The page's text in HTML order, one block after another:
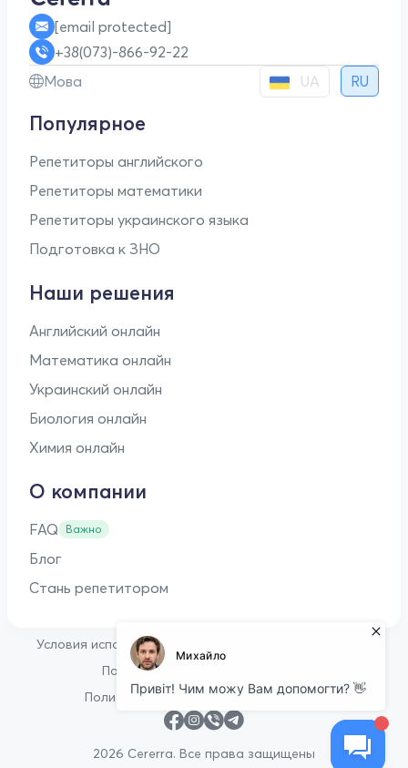
[email protected]
+38(073)-866-92-22
Мова
UA RU
Популярное
Репетиторы английского
Репетиторы математики
Репетиторы украинского языка
Подготовка к ЗНО
Наши решения
Английский онлайн
Математика онлайн
Украинский онлайн
Биология онлайн
Химия онлайн
О компании
FAQ Важно
Блог
Стань репетитором
2026 Cererra. Все права защищены
Условия использования
Политика конфиденциальности
Политика в отношении файлов cookie